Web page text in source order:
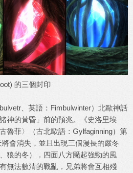
的三個封印
、英語：Fimbulwinter）北歐神話
神的黃昏」前的預兆。《史洛里埃
魯菲〉（古北歐語：Gylfaginning）第
會消失，並且出現三個漫長的嚴冬
狼的冬），四面八方颳起強勁的風
無法數清的戰亂，兄弟將會互相殘